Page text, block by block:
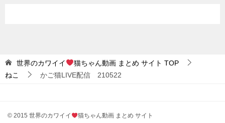
世界のカワイイ 猫ちゃん動画 まとめ サイト TOP
ねこ
かご猫LIVE配信 210522
© 2015 世界のカワイイ 猫ちゃん動画 まとめ サイト